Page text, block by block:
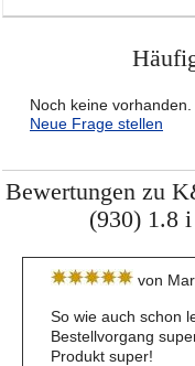
Noch keine vorhanden.
Neue Frage stellen
Bewertungen zu
(930) 1.8
von
So wie auch schon
Bestellvorgang
Produkt super!